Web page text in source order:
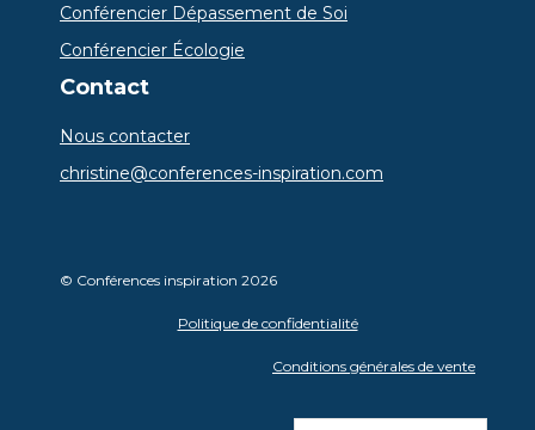
Conférencier Dépassement de Soi
Conférencier Écologie
Contact
Nous contacter
christine@conferences-inspiration.com
© Conférences inspiration 2026
Politique de confidentialité
Conditions générales de vente